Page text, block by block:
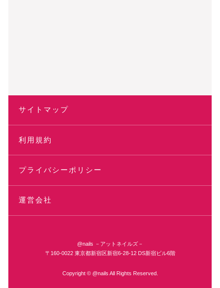
サイトマップ
利用規約
プライバシーポリシー
運営会社
@nails －アットネイルズ－
〒160-0022 東京都新宿区新宿6-28-12 DS新宿ビル6階
Copyright © @nails All Rights Reserved.